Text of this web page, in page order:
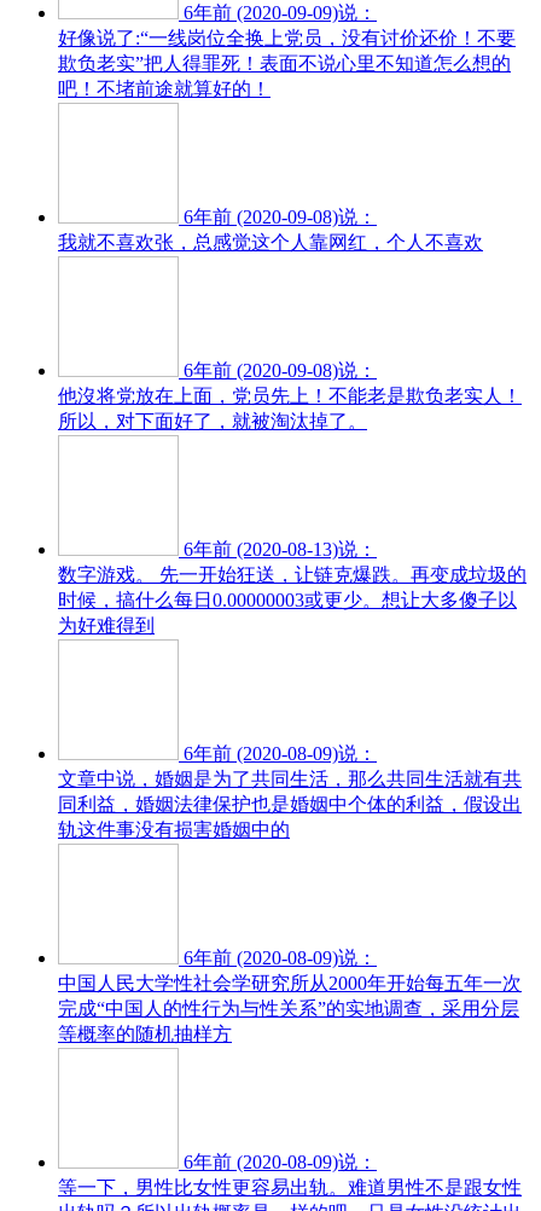
6年前 (2020-09-09)说：
好像说了:“一线岗位全换上党员，没有讨价还价！不要
欺负老实”把人得罪死！表面不说心里不知道怎么想的
吧！不堵前途就算好的！
6年前 (2020-09-08)说：
我就不喜欢张，总感觉这个人靠网红，个人不喜欢
6年前 (2020-09-08)说：
他沒将党放在上面，党员先上！不能老是欺负老实人！
所以，对下面好了，就被淘汰掉了。
6年前 (2020-08-13)说：
数字游戏。 先一开始狂送，让链克爆跌。再变成垃圾的
时候，搞什么每日0.00000003或更少。想让大多傻子以
为好难得到
6年前 (2020-08-09)说：
文章中说，婚姻是为了共同生活，那么共同生活就有共
同利益，婚姻法律保护也是婚姻中个体的利益，假设出
轨这件事没有损害婚姻中的
6年前 (2020-08-09)说：
中国人民大学性社会学研究所从2000年开始每五年一次
完成“中国人的性行为与性关系”的实地调查，采用分层
等概率的随机抽样方
6年前 (2020-08-09)说：
等一下，男性比女性更容易出轨。难道男性不是跟女性